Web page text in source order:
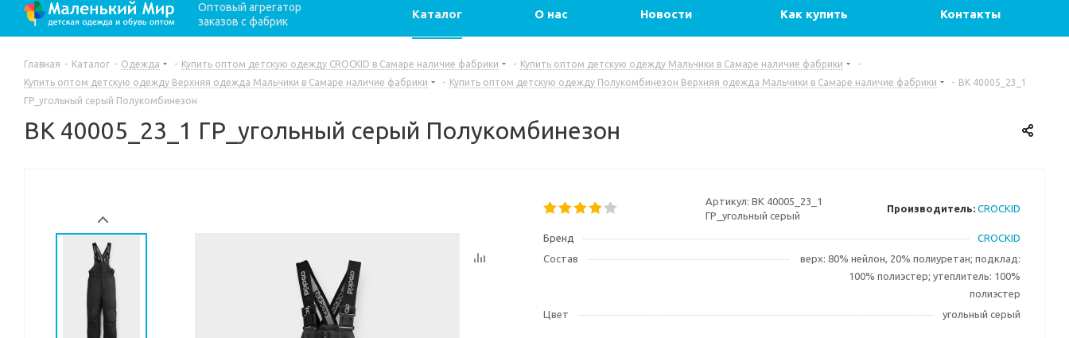
Оптовый агрегатор
заказов с фабрик
Каталог О нас Новости Как купить Контакты
Главная - Каталог - Одежда - Купить оптом детскую одежду CROCKID в Самаре наличие фабрики - Купить оптом детскую одежду Мальчики в Самаре наличие фабрики
-
Купить оптом детскую одежду Верхняя одежда Мальчики в Самаре наличие фабрики
- Купить оптом детскую одежду Полукомбинезон Верхняя одежда Мальчики в Самаре наличие фабрики - ВК 40005_23_1
ГР_угольный серый Полукомбинезон
ВК 40005_23_1 ГР_угольный серый Полукомбинезон
Артикул: ВК 40005_23_1
ГР_угольный серый
Производитель: CROCKID
Бренд
CROCKID
Состав
верх: 80% нейлон, 20% полиуретан; подклад:
100% полиэстер; утеплитель: 100%
полиэстер
Цвет
угольный серый